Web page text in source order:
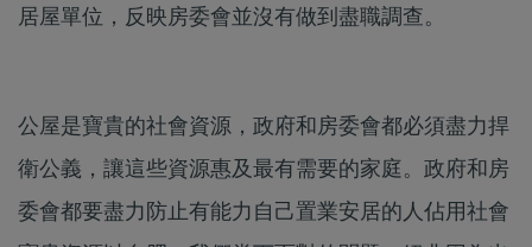
居屋單位，反映房委會並沒有做到盡職調查。
公屋是寶貴的社會資源，政府和房委會都必須盡力捍
衛公義，讓這些資源惠及最有需要的家庭。政府和房
委會都要盡力防止有能力自己置業安居的人佔用社會